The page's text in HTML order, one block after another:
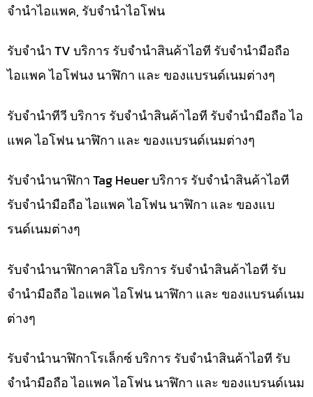
จำนำไอแพค, รับจำนำไอโฟน
รับจำนำ TV บริการ รับจำนำสินค้าไอที รับจำนำมือถือ
ไอแพค ไอโฟนง นาฬิกา และ ของแบรนด์เนมต่างๆ
รับจำนำทีวี บริการ รับจำนำสินค้าไอที รับจำนำมือถือ ไอ
แพค ไอโฟน นาฬิกา และ ของแบรนด์เนมต่างๆ
รับจำนำนาฬิกา Tag Heuer บริการ รับจำนำสินค้าไอที
รับจำนำมือถือ ไอแพค ไอโฟน นาฬิกา และ ของแบ
รนด์เนมต่างๆ
รับจำนำนาฬิกาคาสิโอ บริการ รับจำนำสินค้าไอที รับ
จำนำมือถือ ไอแพค ไอโฟน นาฬิกา และ ของแบรนด์เนม
ต่างๆ
รับจำนำนาฬิกาโรเล็กซ์ บริการ รับจำนำสินค้าไอที รับ
จำนำมือถือ ไอแพค ไอโฟน นาฬิกา และ ของแบรนด์เนม